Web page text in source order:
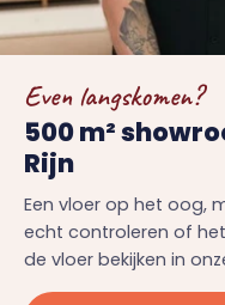
Even langskomen?
500 m²
Rijn
Een vloer op het oog,
echt controleren of
de vloer bekijken in